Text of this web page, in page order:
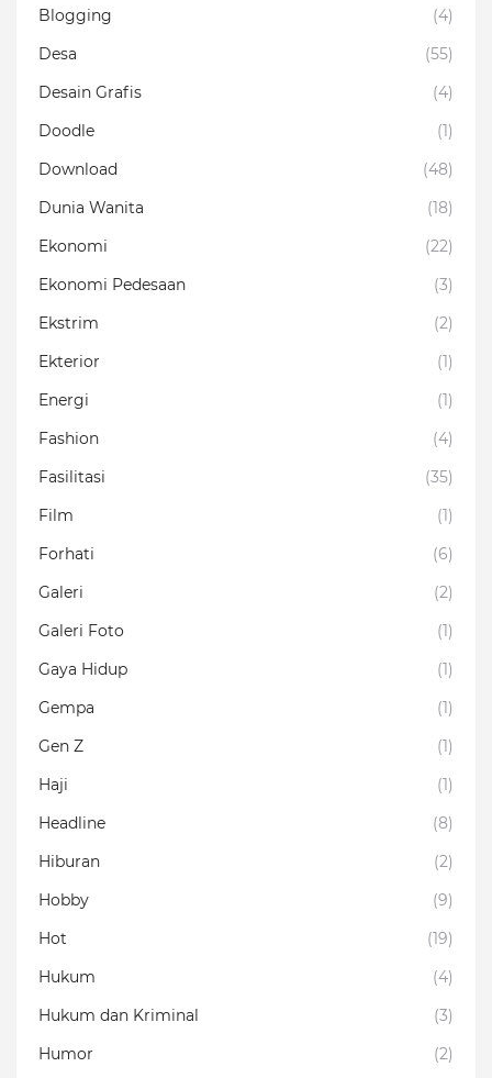
Blogging
(4)
Desa
(55)
Desain Grafis
(4)
Doodle
(1)
Download
(48)
Dunia Wanita
(18)
Ekonomi
(22)
Ekonomi Pedesaan
(3)
Ekstrim
(2)
Ekterior
(1)
Energi
(1)
Fashion
(4)
Fasilitasi
(35)
Film
(1)
Forhati
(6)
Galeri
(2)
Galeri Foto
(1)
Gaya Hidup
(1)
Gempa
(1)
Gen Z
(1)
Haji
(1)
Headline
(8)
Hiburan
(2)
Hobby
(9)
Hot
(19)
Hukum
(4)
Hukum dan Kriminal
(3)
Humor
(2)